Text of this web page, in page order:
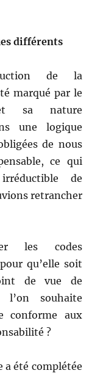
différents
de la
marqué par le
sa nature
une logique
de nous
ce qui
de
retrancher
les codes
qu’elle soit
de vue de
l’on souhaite
conforme aux
?
a été complétée